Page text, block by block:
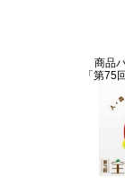
商品
「第75